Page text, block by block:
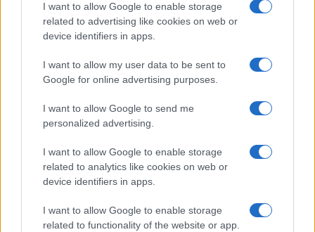
I want to allow Google to enable storage
related to advertising like cookies on web or
device identifiers in apps.
I want to allow my user data to be sent to
Google for online advertising purposes.
I want to allow Google to send me
personalized advertising.
I want to allow Google to enable storage
related to analytics like cookies on web or
device identifiers in apps.
I want to allow Google to enable storage
related to functionality of the website or app.
Investeren 24
NL Newz